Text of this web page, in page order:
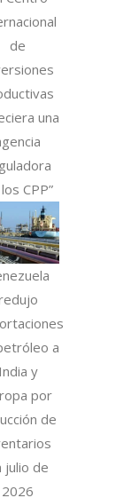
de
una
CPP”
a
India y
por
de
julio de
2026